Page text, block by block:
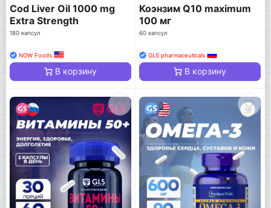
Cod Liver Oil 1000 mg
Extra Strength
180 капсул
NOW Foods
В корзину
Коэнзим Q10 maximum
100 мг
60 капсул
GLS pharmaceuticals
В корзину